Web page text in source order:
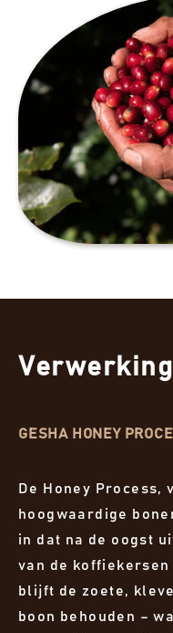
GESHA HONEY
De Honey Process,
hoogwaardige
in dat na de oogst
van de
blijft de zoete,
boon behouden –